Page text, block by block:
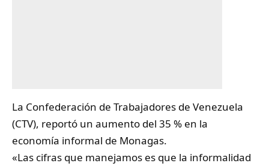
La Confederación de Trabajadores de Venezuela
(CTV), reportó un aumento del 35 % en la
economía informal de Monagas.
«Las cifras que manejamos es que la informalidad